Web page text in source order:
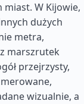
W Kijowie,
dużych
metra,
marszrutek
przejrzysty,
wizualnie, a